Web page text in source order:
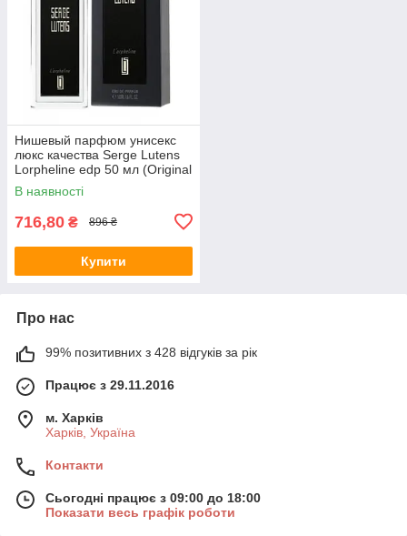
Нишевый парфюм унисекс
люкс качества Serge Lutens
Lorpheline edp 50 мл (Original
Quality)
В наявності
716,80 ₴ 896 ₴
Купити
Про нас
99% позитивних з 428 відгуків за рік
Працює з 29.11.2016
м. Харків
Харків, Україна
Контакти
Сьогодні працює з 09:00 до 18:00
Показати весь графік роботи